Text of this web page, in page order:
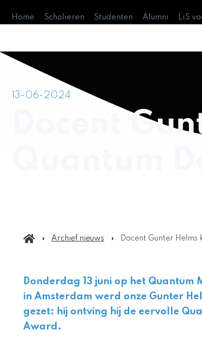
Home Scholieren Studenten Alumni LiS
13-06-2024
Docent
Archief nieuws Docent Gunter
Donderdag 13 juni op het Quantum
in Amsterdam werd onze Gunter
gezet: hij ontving hij de eervolle
Award.